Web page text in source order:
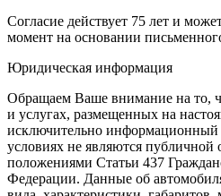
Согласие действует 75 лет и
момент на основании
Юридическая информация
Обращаем Ваше внимание на то,
и услугах, размещенных на
исключительно информационный
условиях не являются публичной
положениями Статьи 437
Федерации. Данные об